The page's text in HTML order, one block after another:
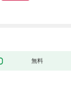
無料